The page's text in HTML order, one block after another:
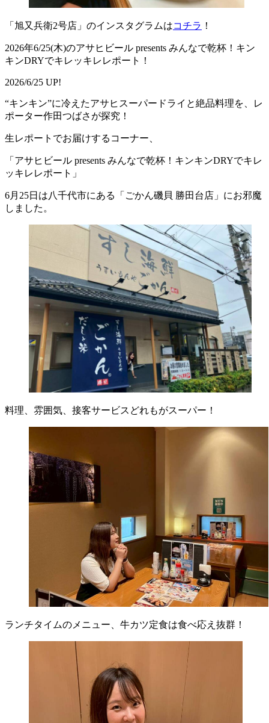
「旭又兵衛2号店」のインスタグラムはコチラ ！
2026年6/25(木)のアサヒビール presents みんなで乾杯！キン
キンDRYでキレッキレレポート！
2026/6/25 UP!
“キンキン”に冷えたアサヒスーパードライと絶品料理を、レ
ポーター作田つばさが探究！
生レポートでお届けするコーナー、
「アサヒビール presents みんなで乾杯！キンキンDRYでキレ
ッキレレポート」
6月25日は八千代市にある「ごかん磯貝 勝田台店」にお邪魔
しました。
料理、雰囲気、接客サービスどれもがスーパー！
ランチタイムのメニュー、牛カツ定食は食べ応え抜群！